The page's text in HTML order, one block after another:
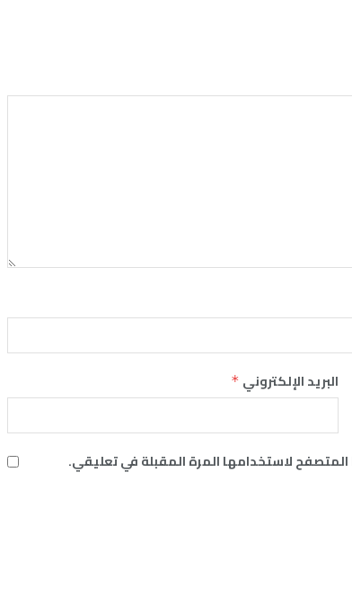
البريد الإلكتروني *
لاستخدامها المرة المقبلة في تعليقي.